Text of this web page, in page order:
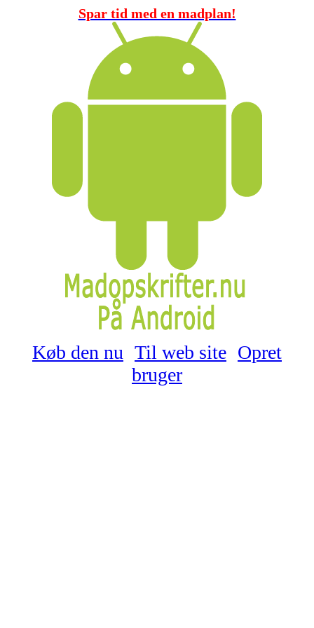
Spar tid med en madplan!
Køb den nu Til web site Opret
bruger